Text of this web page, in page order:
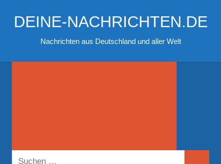
InhaltDEINE-NACHRICHTEN.DE
Nachrichten aus Deutschland und aller Welt
Suchen